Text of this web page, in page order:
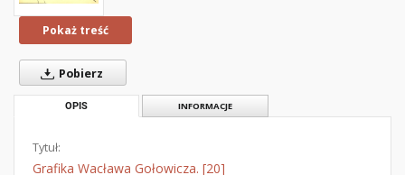
Pokaż treść
Pobierz
OPIS INFORMACJE
Tytuł:
Grafika Wacława Gołowicza. [20]